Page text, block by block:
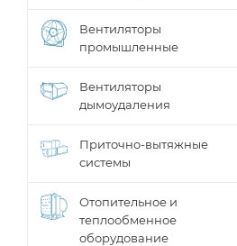
Вентиляторы
промышленные
Вентиляторы
дымоудаления
Приточно-вытяжные
системы
Отопительное и
теплообменное
оборудование